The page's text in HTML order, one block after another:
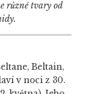
různé tvary od
Beltain,
v noci z 30.